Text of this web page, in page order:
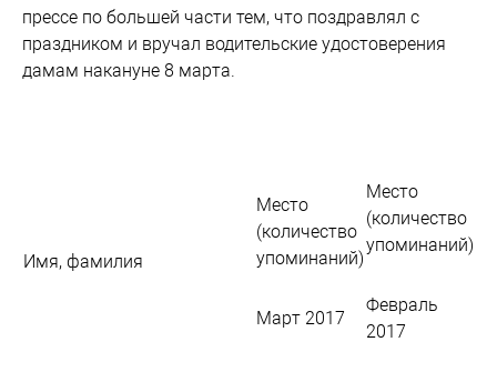
прессе по большей части тем, что поздравлял с
праздником и вручал водительские удостоверения
дамам накануне 8 марта.
Имя, фамилия
Место
(количество
упоминаний)
Март 2017
Место
(количество
упоминаний)
Февраль
2017